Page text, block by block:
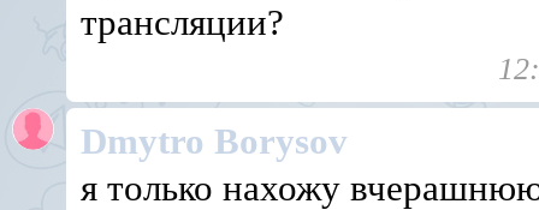
трансляции?
Dmytro Borysov
я только нахожу